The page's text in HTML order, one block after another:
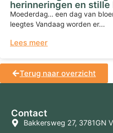
herinneringen en
Moederdag… een dag van
leegtes Vandaag worden er...
Lees meer
Terug naar overzicht
Contact
Bakkersweg 27, 3781GN